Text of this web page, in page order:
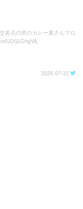
差点の所のカレー屋さんマロ
UDSLGhgVlL
2026-07-31